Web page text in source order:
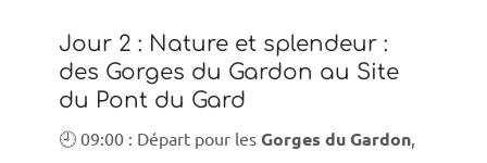
Jour 2 : Nature et splendeur :
des Gorges du Gardon au Site
du Pont du Gard
🕘 09:00 : Départ pour les Gorges du Gardon,